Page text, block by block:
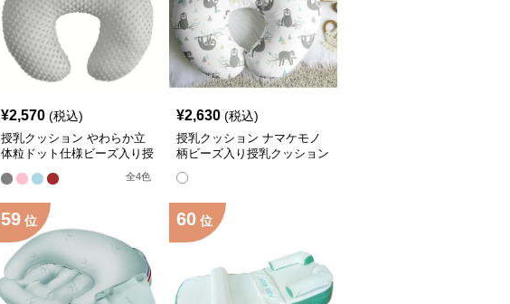
¥2,570 (税込)
授乳クッション やわらか立
体粒ドット仕様ビーズ入り授
全4色
¥2,630 (税込)
授乳クッション ナマケモノ
柄ビーズ入り授乳クッション
59 位 60 位